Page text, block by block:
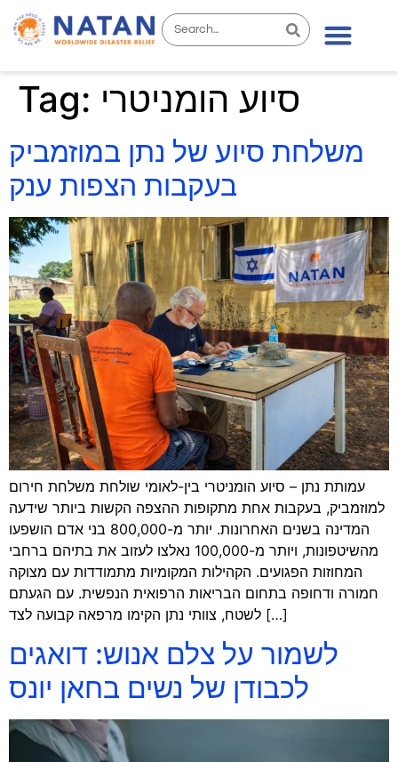
Tag: סיוע הומניטרי
משלחת סיוע של נתן במוזמביק
בעקבות הצפות ענק
עמותת נתן – סיוע הומניטרי בין-לאומי שולחת משלחת חירום
למוזמביק, בעקבות אחת מתקופות ההצפה הקשות ביותר שידעה
המדינה בשנים האחרונות. יותר מ-800,000 בני אדם הושפעו
מהשיטפונות, ויותר מ-100,000 נאלצו לעזוב את בתיהם ברחבי
המחוזות הפגועים. הקהילות המקומיות מתמודדות עם מצוקה
חמורה ודחופה בתחום הבריאות הרפואית הנפשית. עם הגעתם
לשטח, צוותי נתן הקימו מרפאה קבועה לצד […]
לשמור על צלם אנוש: דואגים
לכבודן של נשים בחאן יונס